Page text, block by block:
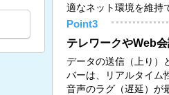
適なネット環境を維持
Point3
テレワークやWeb
データの送信（上り）
バーは、リアルタイム
音声のラグ（遅延）が